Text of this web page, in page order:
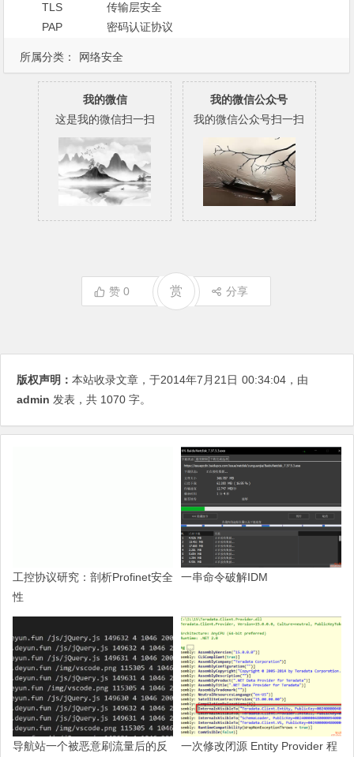
所属分类： 网络安全
TLS 传输层安全
PAP 密码认证协议
我的微信
这是我的微信扫一扫
我的微信公众号
我的微信公众号扫一扫
赞 0 赏 分享
版权声明： 本站收录文章，于2014年7月21日 00:34:04 ，由
admin 发表，共 1070 字。
工控协议研究：剖析Profinet安全
性
一串命令破解IDM
导航站一个被恶意刷流量后的反 一次修改闭源 Entity Provider 程